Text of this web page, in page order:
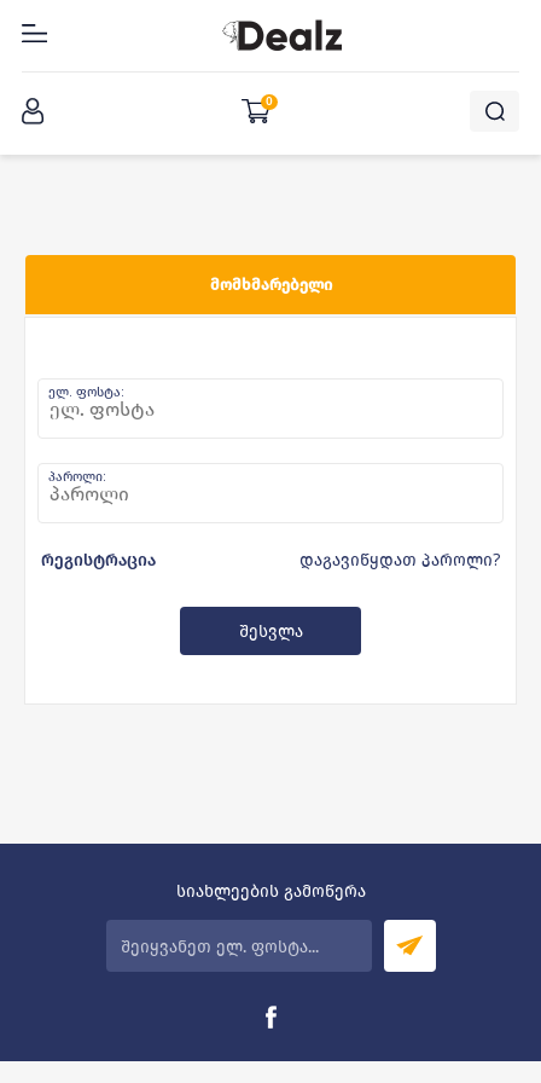
0
ᲛᲝᲛᲮᲛᲐᲠᲔᲑᲔᲚᲘ
ელ. ფოსტა:
პაროლი:
დაგავიწყდათ პაროლი?
რეგისტრაცია
სიახლეების გამოწერა